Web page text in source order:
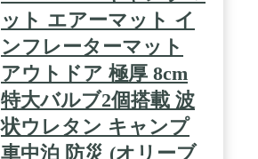
ット エアーマット イ
ンフレーターマット
アウトドア 極厚 8cm
特大バルブ2個搭載 波
状ウレタン キャンプ
車中泊 防災 (オリーブ